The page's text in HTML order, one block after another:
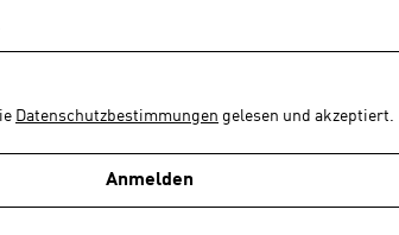
Datenschutzbestimmungen gelesen und akzeptiert.
Anmelden